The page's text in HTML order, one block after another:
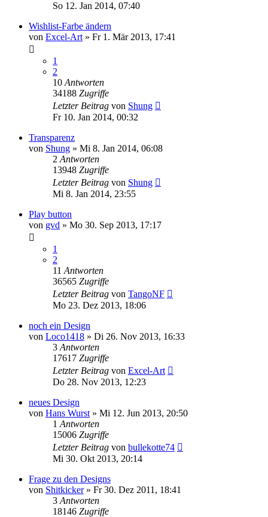
So 12. Jan 2014, 07:40
Wishlist-Farbe ändern
von Excel-Art » Fr 1. Mär 2013, 17:41
1
2
10 Antworten
34188 Zugriffe
Letzter Beitrag von Shung
Fr 10. Jan 2014, 00:32
Transparenz
von Shung » Mi 8. Jan 2014, 06:08
2 Antworten
13948 Zugriffe
Letzter Beitrag von Shung
Mi 8. Jan 2014, 23:55
Play button
von gvd » Mo 30. Sep 2013, 17:17
1
2
11 Antworten
36565 Zugriffe
Letzter Beitrag von TangoNF
Mo 23. Dez 2013, 18:06
noch ein Design
von Loco1418 » Di 26. Nov 2013, 16:33
3 Antworten
17617 Zugriffe
Letzter Beitrag von Excel-Art
Do 28. Nov 2013, 12:23
neues Design
von Hans Wurst » Mi 12. Jun 2013, 20:50
1 Antworten
15006 Zugriffe
Letzter Beitrag von bullekotte74
Mi 30. Okt 2013, 20:14
Frage zu den Designs
von Shitkicker» Fr 30. Dez 2011, 18:41
3 Antworten
18146 Zugriffe